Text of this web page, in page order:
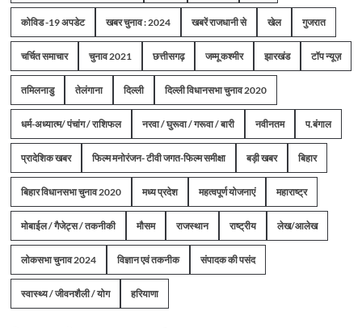
कोविड -19 अपडेट खबर चुनाव : 2024 खबरें राजधानी से खेल गुजरात
चर्चित समाचार चुनाव 2021 छत्तीसगढ़ जम्मू कश्मीर झारखंड टॉप न्यूज़
तमिलनाडु तेलंगाना दिल्ली दिल्ली विधानसभा चुनाव 2020
धर्म-अध्यात्म/ पंचांग / राशिफल नरवा / घुरूवा / गरूवा / बारी नवीनतम प.बंगाल
प्रादेशिक खबर फिल्म मनोरंजन- टीवी जगत-फिल्म समीक्षा बड़ी खबर बिहार
बिहार विधानसभा चुनाव 2020 मध्य प्रदेश महत्वपूर्ण योजनाएं महाराष्ट्र
मोबाईल / गैजेट्स / तकनीकी मौसम राजस्थान राष्ट्रीय लेख/आलेख
लोकसभा चुनाव 2024 विज्ञान एवं तकनीक संपादक की पसंद
स्वास्थ्य / जीवनशैली / योग हरियाणा